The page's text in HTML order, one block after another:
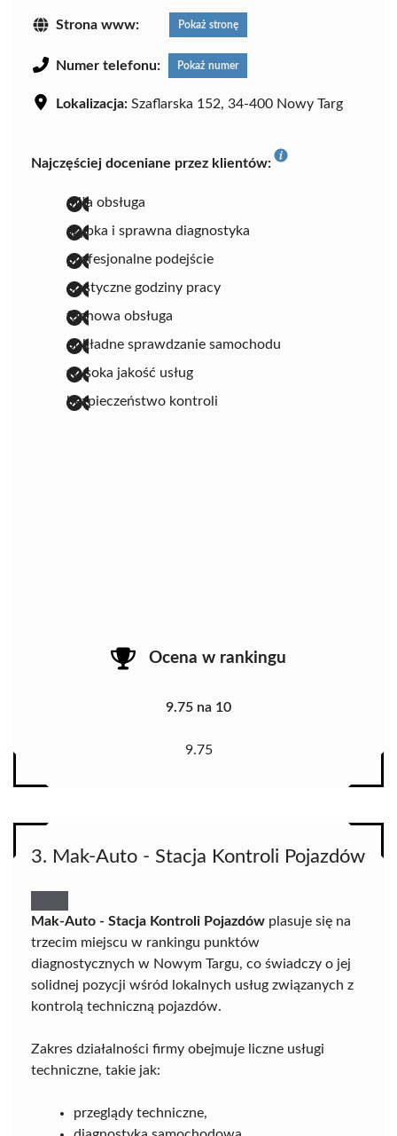
Strona www: Pokaż stronę
Numer telefonu: Pokaż numer
Lokalizacja: Szaflarska 152, 34-400 Nowy Targ
Najczęściej doceniane przez klientów:
miła obsługa
szybka i sprawna diagnostyka
profesjonalne podejście
elastyczne godziny pracy
fachowa obsługa
dokładne sprawdzanie samochodu
wysoka jakość usług
bezpieczeństwo kontroli
Ocena w rankingu
9.75 na 10
9.75
3. Mak-Auto - Stacja Kontroli Pojazdów
Mak-Auto - Stacja Kontroli Pojazdów plasuje się na
trzecim miejscu w rankingu punktów
diagnostycznych w Nowym Targu, co świadczy o jej
solidnej pozycji wśród lokalnych usług związanych z
kontrolą techniczną pojazdów.
Zakres działalności firmy obejmuje liczne usługi
techniczne, takie jak:
przeglądy techniczne,